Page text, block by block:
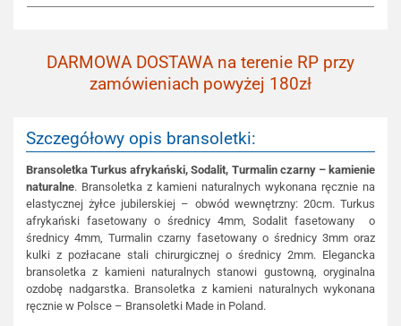
DARMOWA DOSTAWA na terenie RP przy
zamówieniach powyżej 180zł
Szczegółowy opis bransoletki:
Bransoletka Turkus afrykański, Sodalit, Turmalin czarny – kamienie
naturalne. Bransoletka z kamieni naturalnych wykonana ręcznie na
elastycznej żyłce jubilerskiej – obwód wewnętrzny: 20cm. Turkus
afrykański fasetowany o średnicy 4mm, Sodalit fasetowany o
średnicy 4mm, Turmalin czarny fasetowany o średnicy 3mm oraz
kulki z pozłacane stali chirurgicznej o średnicy 2mm. Elegancka
bransoletka z kamieni naturalnych stanowi gustowną, oryginalna
ozdobę nadgarstka. Bransoletka z kamieni naturalnych wykonana
ręcznie w Polsce – Bransoletki Made in Poland.